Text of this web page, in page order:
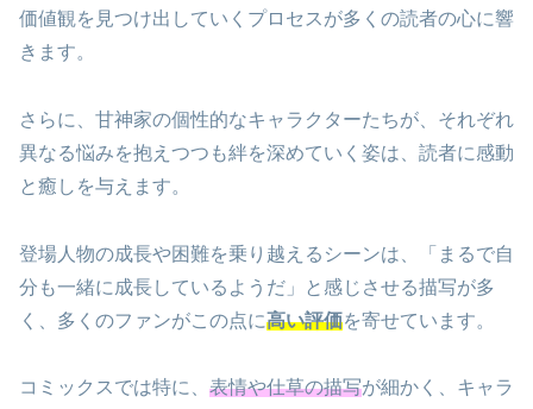
価値観を見つけ出していくプロセスが多くの読者の心に響
きます。
さらに、甘神家の個性的なキャラクターたちが、それぞれ
異なる悩みを抱えつつも絆を深めていく姿は、読者に感動
と癒しを与えます。
登場人物の成長や困難を乗り越えるシーンは、「まるで自
分も一緒に成長しているようだ」と感じさせる描写が多
く、多くのファンがこの点に高い評価を寄せています。
コミックスでは特に、 表情や仕草の描写が細かく、キャラ